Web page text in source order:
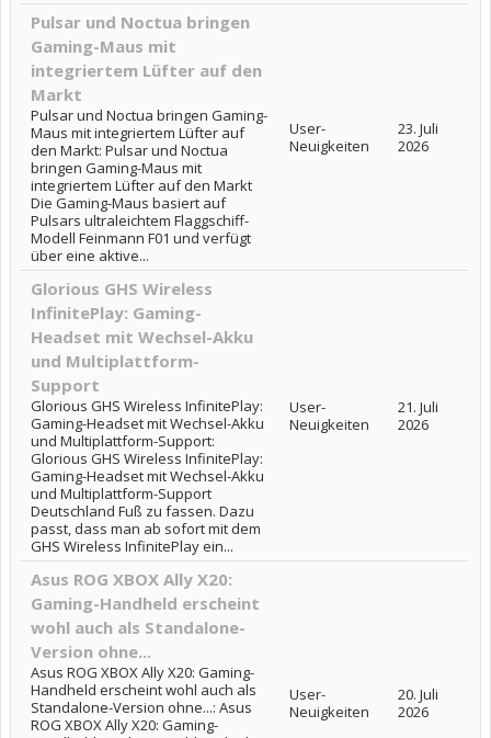
Pulsar und Noctua bringen
Gaming-Maus mit
integriertem Lüfter auf den
Markt
Pulsar und Noctua bringen Gaming-
Maus mit integriertem Lüfter auf
den Markt: Pulsar und Noctua
bringen Gaming-Maus mit
integriertem Lüfter auf den Markt
Die Gaming-Maus basiert auf
Pulsars ultraleichtem Flaggschiff-
Modell Feinmann F01 und verfügt
über eine aktive...
User-
Neuigkeiten
23. Juli
2026
Glorious GHS Wireless
InfinitePlay: Gaming-
Headset mit Wechsel-Akku
und Multiplattform-
Support
Glorious GHS Wireless InfinitePlay:
Gaming-Headset mit Wechsel-Akku
und Multiplattform-Support:
Glorious GHS Wireless InfinitePlay:
Gaming-Headset mit Wechsel-Akku
und Multiplattform-Support
Deutschland Fuß zu fassen. Dazu
passt, dass man ab sofort mit dem
GHS Wireless InfinitePlay ein...
User-
Neuigkeiten
21. Juli
2026
Asus ROG XBOX Ally X20:
Gaming-Handheld erscheint
wohl auch als Standalone-
Version ohne...
Asus ROG XBOX Ally X20: Gaming-
Handheld erscheint wohl auch als
Standalone-Version ohne...: Asus
ROG XBOX Ally X20: Gaming-
User-
Neuigkeiten
20. Juli
2026